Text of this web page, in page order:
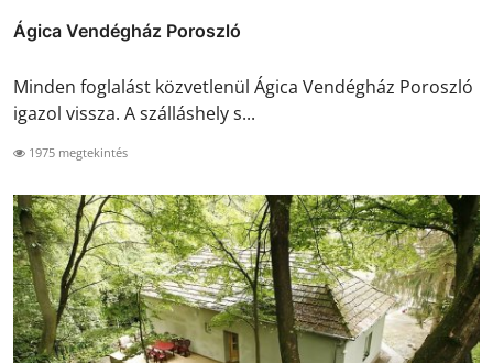
Ágica Vendégház Poroszló
Minden foglalást közvetlenül Ágica Vendégház Poroszló
igazol vissza. A szálláshely s...
1975 megtekintés